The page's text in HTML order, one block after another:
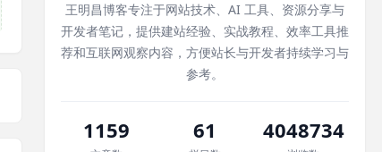
王明昌博客专注于网站技术、AI 工具、资源分享与
开发者笔记，提供建站经验、实战教程、效率工具推
荐和互联网观察内容，方便站长与开发者持续学习与
参考。
1159 61 4048734